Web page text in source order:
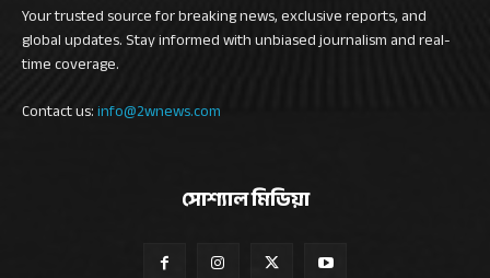
Your trusted source for breaking news, exclusive reports, and
global updates. Stay informed with unbiased journalism and real-
time coverage.
Contact us:info@2wnews.com
সোশ্যাল মিডিয়া